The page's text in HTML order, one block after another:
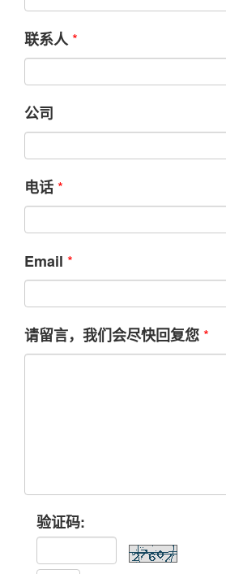
联系人 *
公司
电话 *
Email *
请留言，我们会尽快回复您 *
验证码: